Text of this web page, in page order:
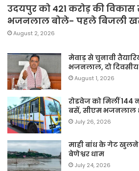
उदयपुर को 421 करोड़ की
भजनलाल बोले- पहले बिजली
August 2, 2026
मेवाड़ से चुनावी
भजनलाल, दो
August 1, 2026
रोडवेज को मिलीं 144
बसें, सीएम भजनलाल
July 26, 2026
माही बांध के गेट खुलने
बेणेश्वर धाम
July 24, 2026